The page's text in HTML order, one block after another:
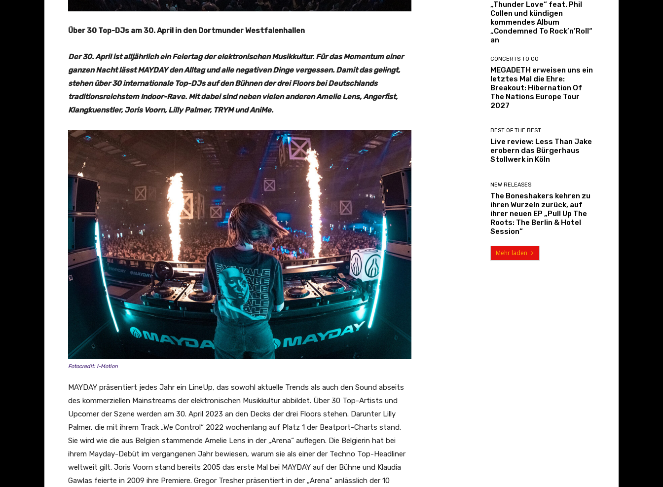
Über 30 Top-DJs am 30. April in den Dortmunder Westfalenhallen
Der 30. April ist alljährlich ein Feiertag der elektronischen Musikkultur. Für das Momentum einer
ganzen Nacht lässt MAYDAY den Alltag und alle negativen Dinge vergessen. Damit das gelingt,
stehen über 30 internationale Top-DJs auf den Bühnen der drei Floors bei Deutschlands
traditionsreichstem Indoor-Rave. Mit dabei sind neben vielen anderen Amelie Lens, Angerfist,
Klangkuenstler, Joris Voorn, Lilly Palmer, TRYM und AniMe.
Fotocredit: I-Motion
MAYDAY präsentiert jedes Jahr ein LineUp, das sowohl aktuelle Trends als auch den Sound abseits
des kommerziellen Mainstreams der elektronischen Musikkultur abbildet. Über 30 Top-Artists und
Upcomer der Szene werden am 30. April 2023 an den Decks der drei Floors stehen. Darunter Lilly
Palmer, die mit ihrem Track „We Control“ 2022 wochenlang auf Platz 1 der Beatport-Charts stand.
Sie wird wie die aus Belgien stammende Amelie Lens in der „Arena“ auflegen. Die Belgierin hat bei
ihrem Mayday-Debüt im vergangenen Jahr bewiesen, warum sie als einer der Techno Top-Headliner
weltweit gilt. Joris Voorn stand bereits 2005 das erste Mal bei MAYDAY auf der Bühne und Klaudia
Gawlas feierte in 2009 ihre Premiere. Gregor Tresher präsentiert in der „Arena“ anlässlich der 10
„Thunder Love“ feat. Phil
Collen und kündigen
kommendes Album
„Condemned To Rock’n’Roll“
an
CONCERTS TO GO
MEGADETH erweisen uns ein
letztes Mal die Ehre:
Breakout: Hibernation Of
The Nations Europe Tour
2027
BEST OF THE BEST
Live review: Less Than Jake
erobern das Bürgerhaus
Stollwerk in Köln
NEW RELEASES
The Boneshakers kehren zu
ihren Wurzeln zurück, auf
ihrer neuen EP „Pull Up The
Roots: The Berlin & Hotel
Session“
Mehr laden